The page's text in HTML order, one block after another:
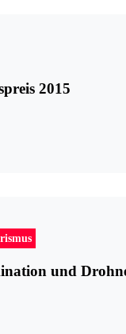
2015
und